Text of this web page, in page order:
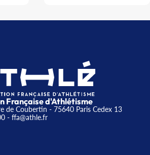
Française d'Athlétisme
de Coubertin - 75640 Paris Cedex 13
- ffa@athle.fr